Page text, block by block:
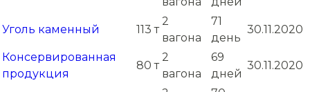
Уголь каменный 113 т
2
вагона
71
день
30.11.2020
Консервированная
продукция
80 т
2
вагона
69
дней
30.11.2020